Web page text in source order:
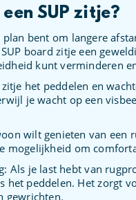
SUP zitje?
plan bent om langere
board zitje een
kunt verminderen
zitje het peddelen en
je wacht op een
wilt genieten van een
mogelijkheid om
Als je last hebt van
het peddelen. Het zorgt
gewrichten.